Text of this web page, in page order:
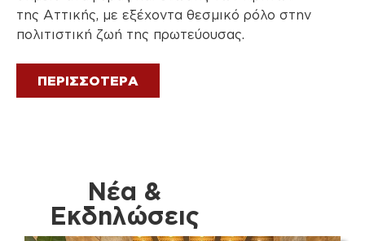
της Αττικής, με εξέχοντα θεσμικό ρόλο στην
πολιτιστική ζωή της πρωτεύουσας.
ΠΕΡΙΣΣΟΤΕΡΑ
ωφέλειας.
ΠΕΡΙΣΣΟΤΕΡΑ
Νέα &
Εκδηλώσεις